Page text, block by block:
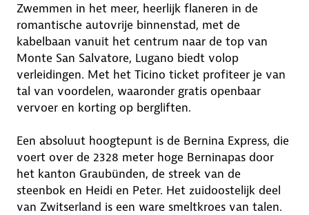
Zwemmen in het meer, heerlijk flaneren in de
romantische autovrije binnenstad, met de
kabelbaan vanuit het centrum naar de top van
Monte San Salvatore, Lugano biedt volop
verleidingen. Met het Ticino ticket profiteer je van
tal van voordelen, waaronder gratis openbaar
vervoer en korting op bergliften.
Een absoluut hoogtepunt is de Bernina Express, die
voert over de 2328 meter hoge Berninapas door
het kanton Graubünden, de streek van de
steenbok en Heidi en Peter. Het zuidoostelijk deel
van Zwitserland is een ware smeltkroes van talen.